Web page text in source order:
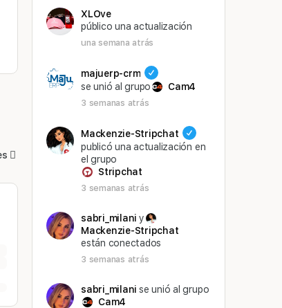
XLOve
público una actualización
una semana atrás
majuerp-crm
se unió al grupo
Cam4
3 semanas atrás
Mackenzie-Stripchat
publicó una actualización en
el grupo
Stripchat
3 semanas atrás
sabri_milani y
Mackenzie-Stripchat
están conectados
3 semanas atrás
sabri_milani se unió al grupo
Cam4